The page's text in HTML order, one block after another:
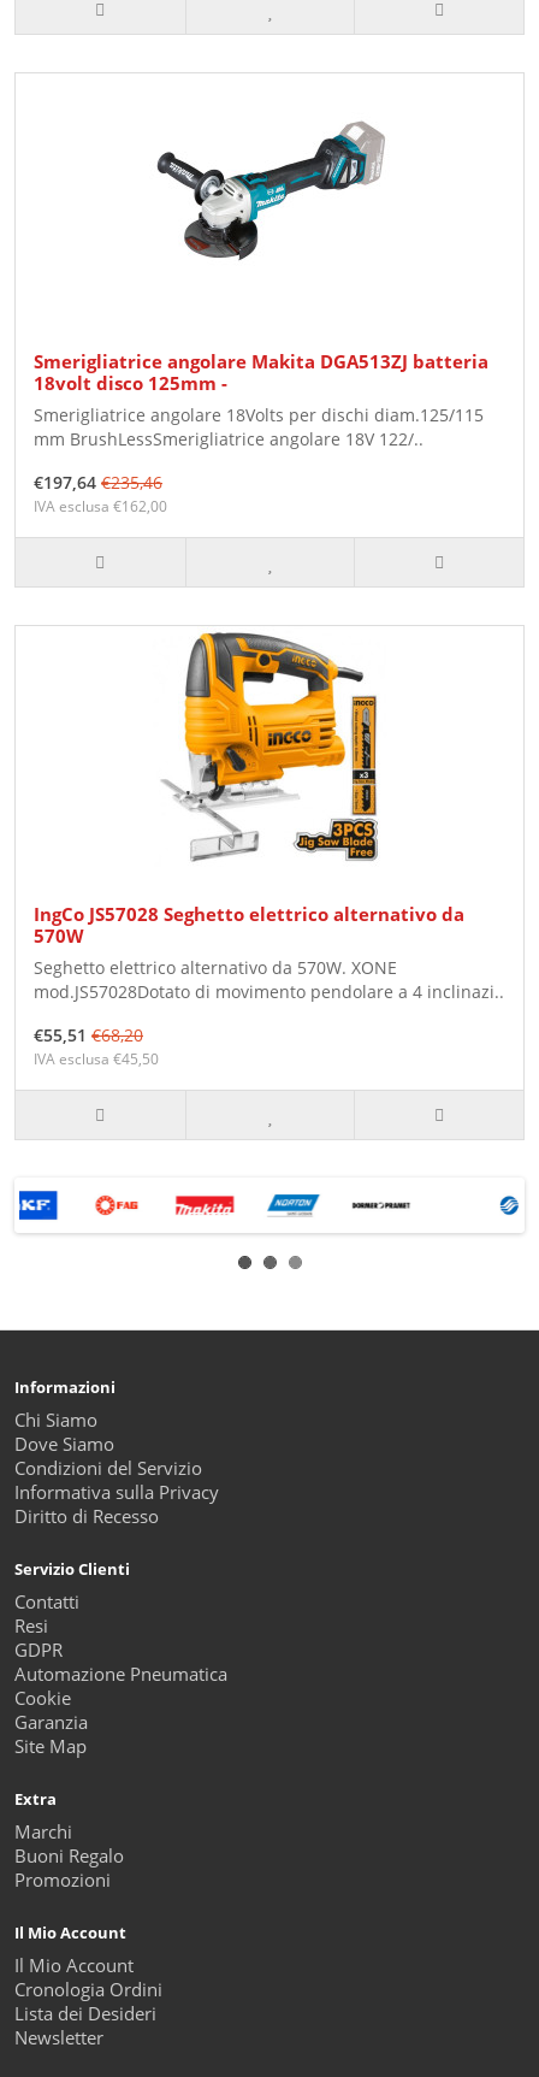
Smerigliatrice angolare Makita DGA513ZJ batteria
18volt disco 125mm -
Smerigliatrice angolare 18Volts per dischi diam.125/115
mm BrushLessSmerigliatrice angolare 18V 122/..
€197,64 €235,46
IVA esclusa €162,00
IngCo JS57028 Seghetto elettrico alternativo da
570W
Seghetto elettrico alternativo da 570W. XONE
mod.JS57028Dotato di movimento pendolare a 4 inclinazi..
€55,51 €68,20
IVA esclusa €45,50
Informazioni
Chi Siamo
Dove Siamo
Condizioni del Servizio
Informativa sulla Privacy
Diritto di Recesso
Servizio Clienti
Contatti
Resi
GDPR
Automazione Pneumatica
Cookie
Garanzia
Site Map
Extra
Marchi
Buoni Regalo
Promozioni
Il Mio Account
Il Mio Account
Cronologia Ordini
Lista dei Desideri
Newsletter